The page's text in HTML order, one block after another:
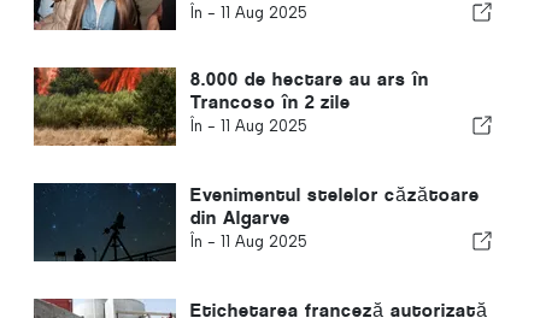
Lisabona
În - 11 Aug 2025
8.000 de hectare au ars în
Trancoso în 2 zile
În - 11 Aug 2025
Evenimentul stelelor căzătoare
din Algarve
În - 11 Aug 2025
Etichetarea franceză autorizată